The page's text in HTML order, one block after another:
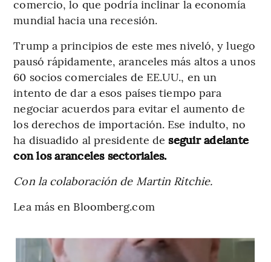
comercio, lo que podría inclinar la economía
mundial hacia una recesión.
Trump a principios de este mes niveló, y luego
pausó rápidamente, aranceles más altos a unos
60 socios comerciales de EE.UU., en un
intento de dar a esos países tiempo para
negociar acuerdos para evitar el aumento de
los derechos de importación. Ese indulto, no
ha disuadido al presidente deseguir adelante
con los aranceles sectoriales.
Con la colaboración de Martin Ritchie.
Lea más en Bloomberg.com